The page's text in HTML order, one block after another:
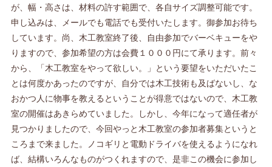
が、幅・高さは、材料の許す範囲で、各自サイズ調整可能です。
申し込みは、メールでも電話でも受付いたします。御参加お待ち
しています。尚、木工教室終了後、自由参加でバーベキューをや
りますので、参加希望の方は会費１０００円にて承ります。前々
から、「木工教室をやって欲しい。」という要望をいただいたこ
とは何度かあったのですが、自分では木工技術も及ばないし、な
おかつ人に物事を教えるということが得意ではないので、木工教
室の開催はあきらめていました。しかし、今年になって適任者が
見つかりましたので、今回やっと木工教室の参加者募集というと
ころまで来ました。ノコギリと電動ドライバを使えるようになれ
ば、結構いろんなものがつくれますので、是非この機会に参加し